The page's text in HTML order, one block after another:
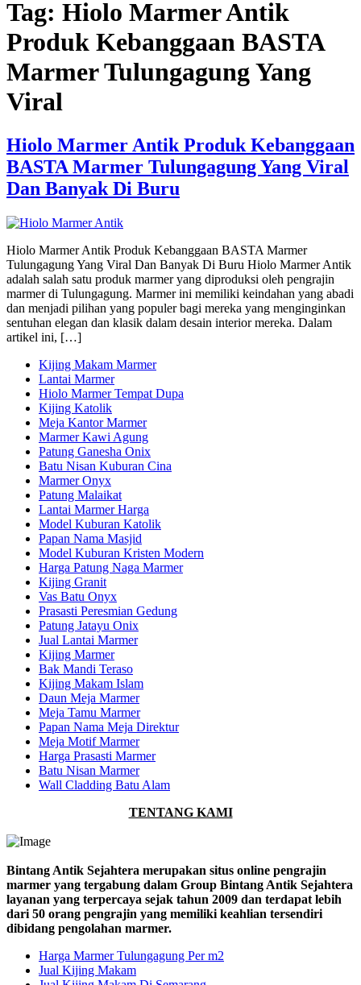
Tag: Hiolo Marmer Antik
Produk Kebanggaan BASTA
Marmer Tulungagung Yang
Viral
Hiolo Marmer Antik Produk Kebanggaan
BASTA Marmer Tulungagung Yang Viral
Dan Banyak Di Buru
Hiolo Marmer Antik Produk Kebanggaan BASTA Marmer
Tulungagung Yang Viral Dan Banyak Di Buru Hiolo Marmer Antik
adalah salah satu produk marmer yang diproduksi oleh pengrajin
marmer di Tulungagung. Marmer ini memiliki keindahan yang abadi
dan menjadi pilihan yang populer bagi mereka yang menginginkan
sentuhan elegan dan klasik dalam desain interior mereka. Dalam
artikel ini, […]
Kijing Makam Marmer
Lantai Marmer
Hiolo Marmer Tempat Dupa
Kijing Katolik
Meja Kantor Marmer
Marmer Kawi Agung
Patung Ganesha Onix
Batu Nisan Kuburan Cina
Marmer Onyx
Patung Malaikat
Lantai Marmer Harga
Model Kuburan Katolik
Papan Nama Masjid
Model Kuburan Kristen Modern
Harga Patung Naga Marmer
Kijing Granit
Vas Batu Onyx
Prasasti Peresmian Gedung
Patung Jatayu Onix
Jual Lantai Marmer
Kijing Marmer
Bak Mandi Teraso
Kijing Makam Islam
Daun Meja Marmer
Meja Tamu Marmer
Papan Nama Meja Direktur
Meja Motif Marmer
Harga Prasasti Marmer
Batu Nisan Marmer
Wall Cladding Batu Alam
TENTANG KAMI
Bintang Antik Sejahtera merupakan situs online pengrajin
marmer yang tergabung dalam Group Bintang Antik Sejahtera
layanan yang terpercaya sejak tahun 2009 dan terdapat lebih
dari 50 orang pengrajin yang memiliki keahlian tersendiri
dibidang pengolahan marmer.
Harga Marmer Tulungagung Per m2
Jual Kijing Makam